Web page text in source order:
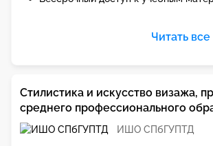
Читать
ИШО СПбГУПТД
Стилистика и искусство визажа,
среднего профессионального